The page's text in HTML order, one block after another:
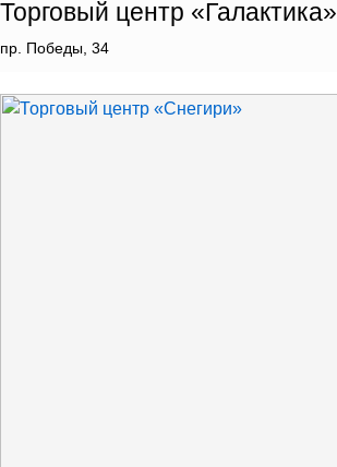
Торговый центр «Галактика»
пр. Победы, 34